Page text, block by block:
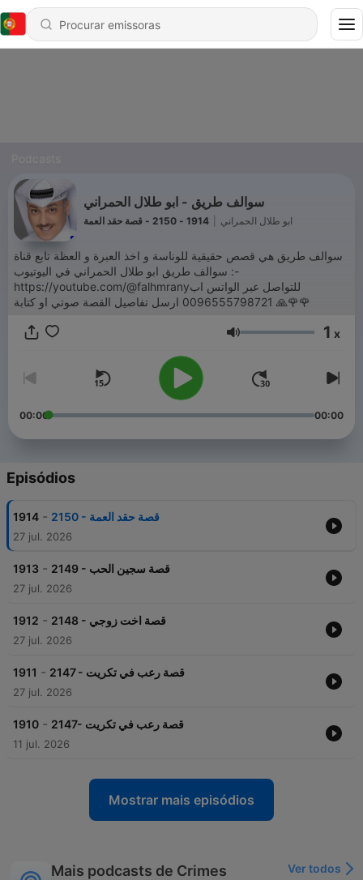
سوالف طريق - ابو طلال الحمراني
ابو طلال الحمراني 1914 - 2150 - قصة حقد العمة
سوالف طريق هي قصص حقيقية للوناسة و اخذ العبرة و العظة تابع قناة
سوالف طريق ابو طلال الحمراني في اليوتيوب :-
https://youtube.com/@falhmranyللتواصل عبر الواتس اب
0096555798721 ارسل تفاصيل القصة صوتي او كتابة 🙏🌹🌹
Volume 1 x
00:00 00:00
Episódios
1914 - 2150 - قصة حقد العمة
27 jul. 2026
1913 - 2149 - قصة سجين الحب
27 jul. 2026
1912 - 2148 - قصة اخت زوجي
27 jul. 2026
1911 - 2147 - قصة رعب في تكريت
27 jul. 2026
1910 - 2147- قصة رعب في تكريت
11 jul. 2026
Mostrar mais episódios
Mais podcasts de Crimes
Ver todos